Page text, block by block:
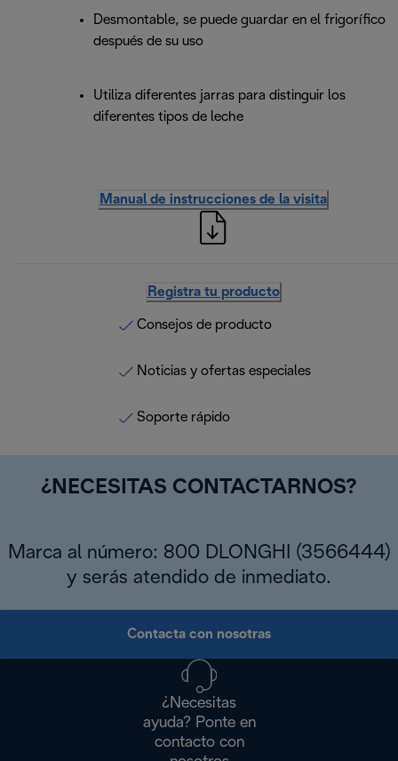
Desmontable, se puede guardar en el frigorífico
después de su uso
Utiliza diferentes jarras para distinguir los
diferentes tipos de leche
Manual de instrucciones de la visita
Registra tu producto
Consejos de producto
Noticias y ofertas especiales
Soporte rápido
¿NECESITAS CONTACTARNOS?
Marca al número: 800 DLONGHI (3566444)
y serás atendido de inmediato.
Contacta con nosotras
¿Necesitas
ayuda? Ponte en
contacto con